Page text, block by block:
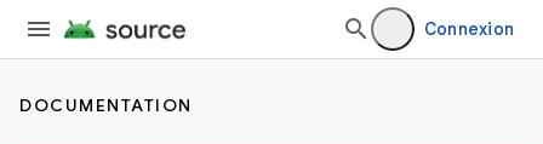
Connexion
DOCUMENTATION